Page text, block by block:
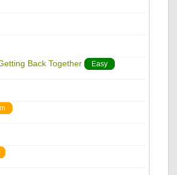
Back Together Easy